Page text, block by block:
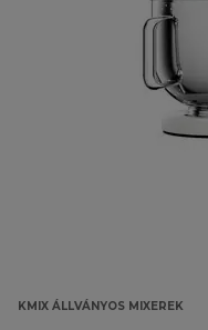
KMIX ÁLLVÁNYOS MIXEREK